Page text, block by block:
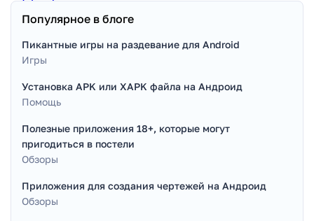
Популярное в блоге
Пикантные игры на раздевание для Android
Игры
Установка APK или XAPK файла на Андроид
Помощь
Полезные приложения 18+, которые могут
пригодиться в постели
Обзоры
Приложения для создания чертежей на Андроид
Обзоры